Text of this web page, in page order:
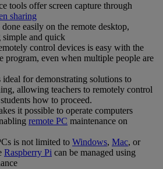
tools offer screen capture through
sharing
easily on the remote desktop,
and quick
control devices is easy with the
program, even when multiple people are
ideal for demonstrating solutions to
allowing teachers to remotely control
how to proceed.
it possible to operate computers
remote PC maintenance on
is not limited to Windows, Mac, or
Raspberry Pi can be managed using